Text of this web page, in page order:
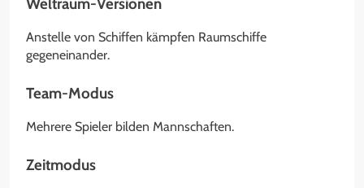
Weltraum-Versionen
Anstelle von Schiffen kämpfen Raumschiffe
gegeneinander.
Team-Modus
Mehrere Spieler bilden Mannschaften.
Zeitmodus